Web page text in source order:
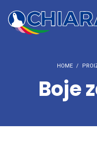
HOME
Boje